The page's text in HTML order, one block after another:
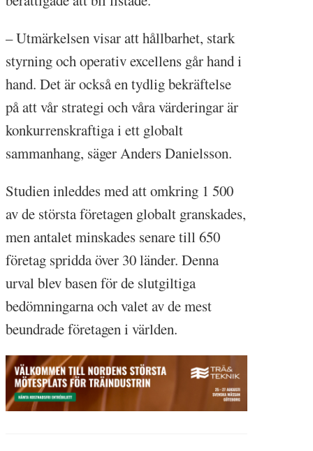
– Utmärkelsen visar att hållbarhet, stark
styrning och operativ excellens går hand i
hand. Det är också en tydlig bekräftelse
på att vår strategi och våra värderingar är
konkurrenskraftiga i ett globalt
sammanhang, säger Anders Danielsson.
Studien inleddes med att omkring 1 500
av de största företagen globalt granskades,
men antalet minskades senare till 650
företag spridda över 30 länder. Denna
urval blev basen för de slutgiltiga
bedömningarna och valet av de mest
beundrade företagen i världen.